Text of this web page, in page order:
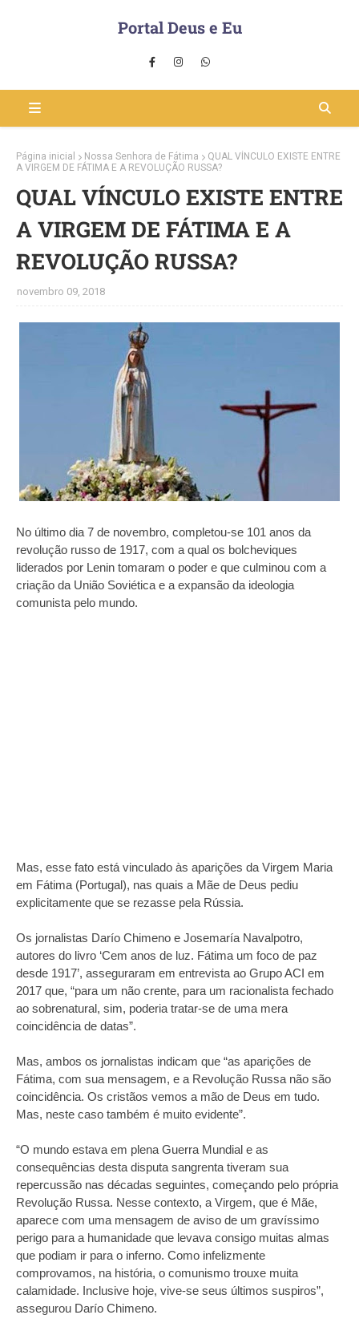
Portal Deus e Eu
Página inicial Nossa Senhora de Fátima
QUAL VÍNCULO EXISTE ENTRE
A VIRGEM DE FÁTIMA E A REVOLUÇÃO RUSSA?
QUAL VÍNCULO EXISTE ENTRE
A VIRGEM DE FÁTIMA E A
REVOLUÇÃO RUSSA?
novembro 09, 2018
No último dia 7 de novembro, completou-se 101 anos da
revolução russo de 1917, com a qual os bolcheviques
liderados por Lenin tomaram o poder e que culminou com a
criação da União Soviética e a expansão da ideologia
comunista pelo mundo.
Mas, esse fato está vinculado às aparições da Virgem Maria
em Fátima (Portugal), nas quais a Mãe de Deus pediu
explicitamente que se rezasse pela Rússia.
Os jornalistas Darío Chimeno e Josemaría Navalpotro,
autores do livro ‘Cem anos de luz. Fátima um foco de paz
desde 1917’, asseguraram em entrevista ao Grupo ACI em
2017 que, “para um não crente, para um racionalista fechado
ao sobrenatural, sim, poderia tratar-se de uma mera
coincidência de datas”.
Mas, ambos os jornalistas indicam que “as aparições de
Fátima, com sua mensagem, e a Revolução Russa não são
coincidência. Os cristãos vemos a mão de Deus em tudo.
Mas, neste caso também é muito evidente”.
“O mundo estava em plena Guerra Mundial e as
consequências desta disputa sangrenta tiveram sua
repercussão nas décadas seguintes, começando pelo própria
Revolução Russa. Nesse contexto, a Virgem, que é Mãe,
aparece com uma mensagem de aviso de um gravíssimo
perigo para a humanidade que levava consigo muitas almas
que podiam ir para o inferno. Como infelizmente
comprovamos, na história, o comunismo trouxe muita
calamidade. Inclusive hoje, vive-se seus últimos suspiros”,
assegurou Darío Chimeno.